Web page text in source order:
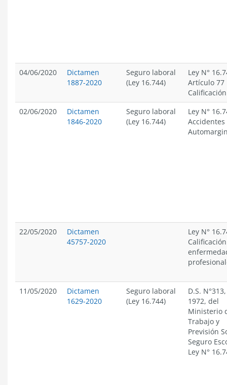
04/06/2020
Dictamen
1887-2020
Seguro laboral
(Ley 16.744)
Ley N°
Artículo 77
Calificación
02/06/2020
Dictamen
1846-2020
Seguro laboral
(Ley 16.744)
Ley N°
Accidentes
22/05/2020
Dictamen
45757-2020
Ley N°
11/05/2020
Dictamen
1629-2020
Seguro laboral
(Ley 16.744)
D.S.
1972, del
Ministerio
Trabajo y
Previsión
Seguro
Ley N°